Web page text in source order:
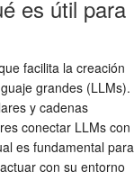
es útil para
facilita la creación
grandes (LLMs).
y cadenas
conectar LLMs con
es fundamental para
con su entorno